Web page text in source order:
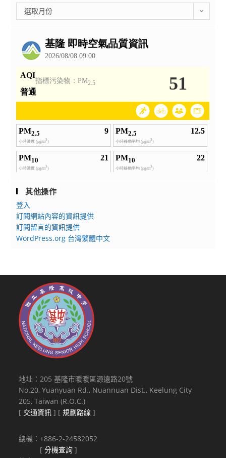
整
選取月份
其他操作
登入
訂閱網站內容的資訊提供
訂閱留言的資訊提供
WordPress.org 台灣繁體中文
地址：205 基隆市暖暖區源遠路20號
No.20, Yuanyuan Rd., Nuannuan Dist., Keelung City
205, Taiwan (R.O.C.)
[ 交通資訊 ] [規劃路線 ]
總機：+886-2-24582052
[分機查詢 ]